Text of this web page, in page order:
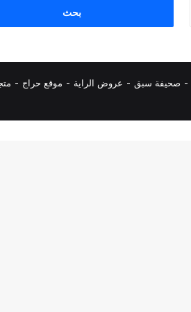
- صحيفة سبق - عروض الراية - موقع حراج -